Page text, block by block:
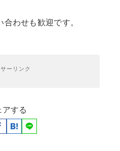
わせも歓迎です。
ーリンク
アする